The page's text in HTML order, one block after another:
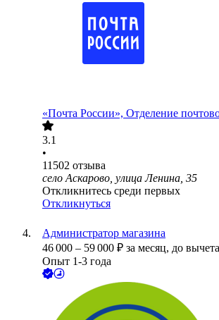
«Почта России», Отделение
3.1
•
11502 отзыва
село Аскарово, улица Ленина, 35
Откликнитесь среди первых
Откликнуться
Администратор магазина
46 000 – 59 000 ₽ за месяц, до
Опыт 1-3 года